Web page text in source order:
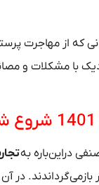
که از مهاجرت
با مشکلات و
دراین‌باره به
در